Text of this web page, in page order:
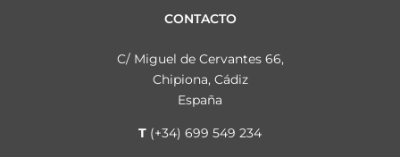
CONTACTO
C/ Miguel de Cervantes 66,
Chipiona, Cádiz
España
T (+34) 699 549 234